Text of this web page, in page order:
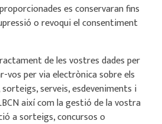
es conservaran fins
o revoqui el consentiment
de les vostres dades per
vos per via electrònica sobre els
serveis, esdeveniments i
així com la gestió de la vostra
a sorteigs, concursos o